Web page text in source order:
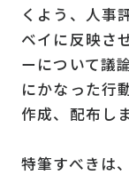
くよう、人事
ベイに反映さ
ーについて議
にかなった行
作成、配布し
特筆すべきは